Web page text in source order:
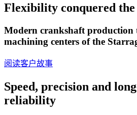
Flexibility conquered
Modern crankshaft production
machining centers of the
阅读客户故事
Speed, precision and
reliability